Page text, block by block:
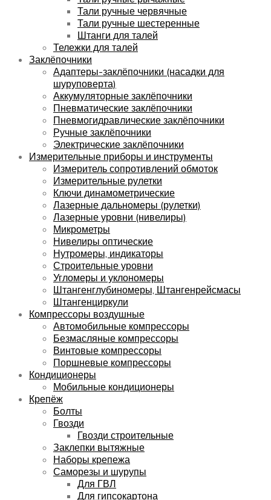
Тали ручные червячные
Тали ручные шестеренные
Штанги для талей
Тележки для талей
Заклёпочники
Адаптеры-заклёпочники (насадки для
шуруповерта)
Аккумуляторные заклёпочники
Пневматические заклёпочники
Пневмогидравлические заклёпочники
Ручные заклёпочники
Электрические заклёпочники
Измерительные приборы и инструменты
Измеритель сопротивлений обмоток
Измерительные рулетки
Ключи динамометрические
Лазерные дальномеры (рулетки)
Лазерные уровни (нивелиры)
Микрометры
Нивелиры оптические
Нутромеры, индикаторы
Строительные уровни
Угломеры и уклономеры
Штангенглубиномеры, Штангенрейсмасы
Штангенциркули
Компрессоры воздушные
Автомобильные компрессоры
Безмасляные компрессоры
Винтовые компрессоры
Поршневые компрессоры
Кондиционеры
Мобильные кондиционеры
Крепёж
Болты
Гвозди
Гвозди строительные
Заклепки вытяжные
Наборы крепежа
Саморезы и шурупы
Для ГВЛ
Для гипсокартона